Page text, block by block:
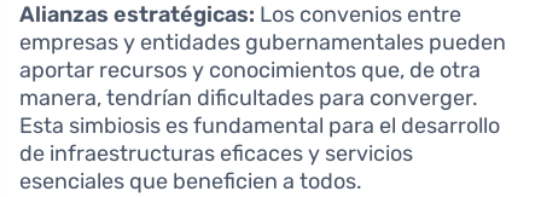
Alianzas estratégicas: Los convenios entre
empresas y entidades gubernamentales pueden
aportar recursos y conocimientos que, de otra
manera, tendrían dificultades para converger.
Esta simbiosis es fundamental para el desarrollo
de infraestructuras eficaces y servicios
esenciales que beneficien a todos.